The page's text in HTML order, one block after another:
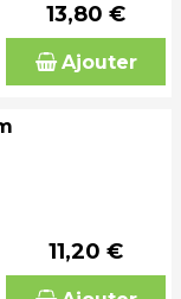
13,80 €
Ajouter
11,20 €